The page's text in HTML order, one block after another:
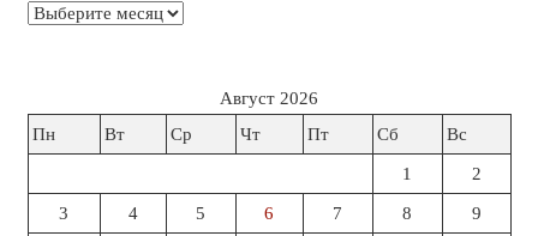
Архивы
Август 2026
Пн
Вт Ср Чт Пт Сб Вс
1 2
3 4 5 6 7 8 9